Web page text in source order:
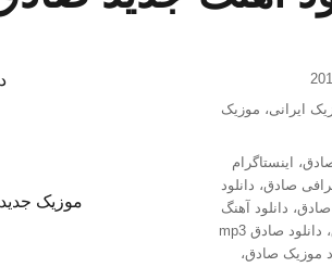
موزیک
ایرانی، موزیک
،
اینستاگرام
صادق، دانلود
صادق، دانلود آهنگ
،
دانلود صادق mp3
موزیک صادق،